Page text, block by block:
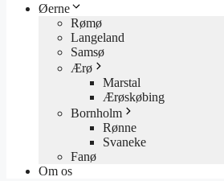
Øerne
Rømø
Langeland
Samsø
Ærø
Marstal
Ærøskøbing
Bornholm
Rønne
Svaneke
Fanø
Om os